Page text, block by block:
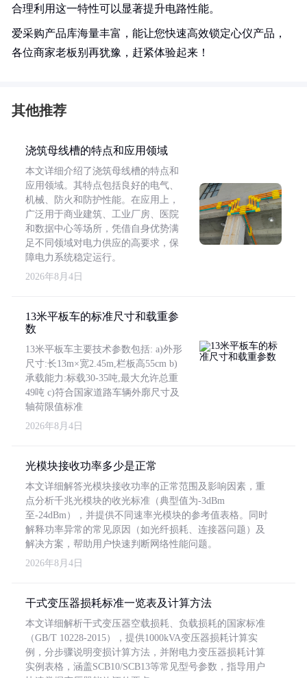
合理利用这一特性可以显著提升电路性能。
爱采购产品库海量丰富，能让您快速高效锁定心仪产品，
各位商家老板别再犹豫，赶紧体验起来！
其他推荐
浇筑母线槽的特点和应用领域
本文详细介绍了浇筑母线槽的特点和
应用领域。其特点包括良好的电气、
机械、防火和防护性能。在应用上，
广泛用于商业建筑、工业厂房、医院
和数据中心等场所，凭借自身优势满
足不同领域对电力供应的高要求，保
障电力系统稳定运行。
2026年8月4日
13米平板车的标准尺寸和载重参
数
13米平板车主要技术参数包括: a)外形
尺寸:长13m×宽2.45m,栏板高55cm b)
承载能力:标载30-35吨,最大允许总重
49吨 c)符合国家道路车辆外廓尺寸及
轴荷限值标准
2026年8月4日
光模块接收功率多少是正常
本文详细解答光模块接收功率的正常范围及影响因素，重
点分析千兆光模块的收光标准（典型值为-3dBm
至-24dBm），并提供不同速率光模块的参考值表格。同时
解释功率异常的常见原因（如光纤损耗、连接器问题）及
解决方案，帮助用户快速判断网络性能问题。
2026年8月4日
干式变压器损耗标准一览表及计算方法
本文详细解析干式变压器空载损耗、负载损耗的国家标准
（GB/T 10228-2015），提供1000kVA变压器损耗计算实
例，分步骤说明变损计算方法，并附电力变压器损耗计算
实例表格，涵盖SCB10/SCB13等常见型号参数，指导用户